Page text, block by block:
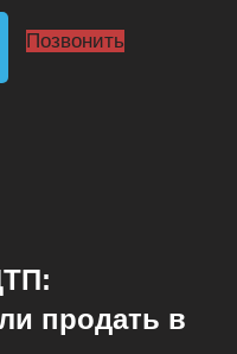
Позвонить
продать в